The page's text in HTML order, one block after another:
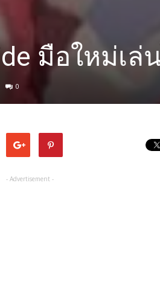
มือใหม่เ
0
- Advertisement -